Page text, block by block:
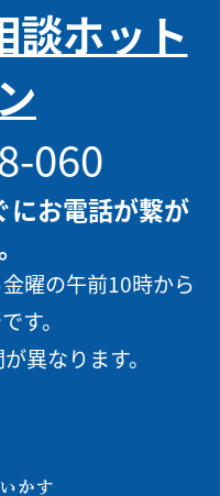
談ホット
060
にお電話が繋が
曜の午前10時から
す。
異なります。